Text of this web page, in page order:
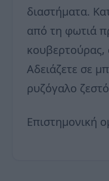
διαστήματα.
από τη φωτιά
κουβερτούρας,
Αδειάζετε σε
ρυζόγαλο
Επιστημονική